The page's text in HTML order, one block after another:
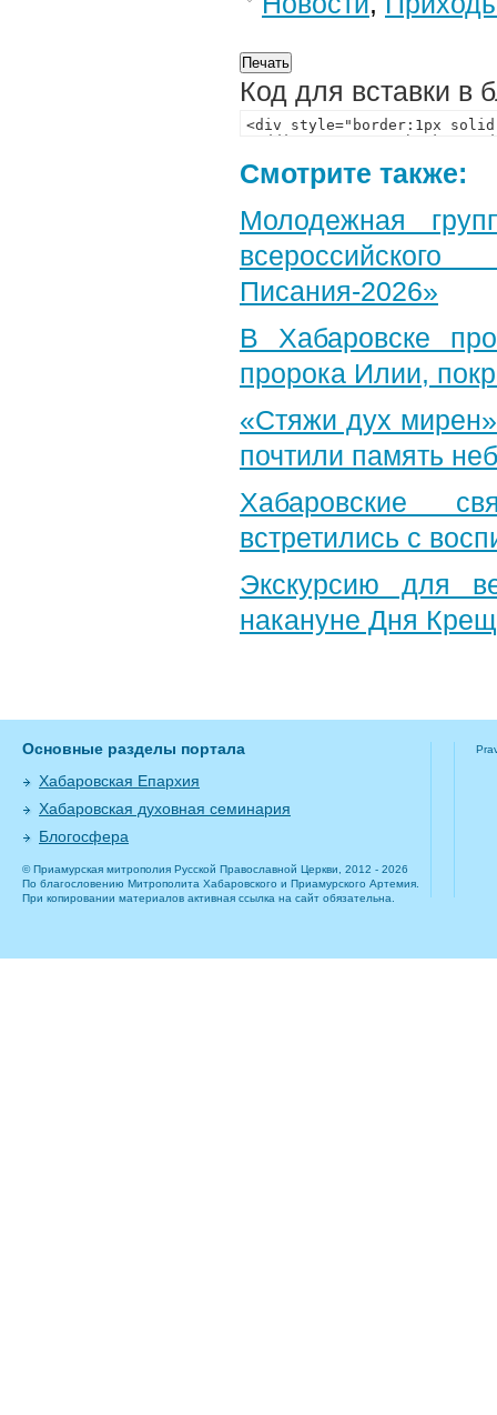
Код для вставки в
Смотрите также:
Молодежная
Писания-2026»
В Хабаровске
пророка Илии,
«Стяжи дух
почтили память
Хабаровские
встретились с
Экскурсию для
накануне Дня
Основные разделы портала
Хабаровская Епархия
Хабаровская духовная семинария
Блогосфера
© Приамурская митрополия Русской Православной Церкви, 2012 - 2026
По благословению Митрополита Хабаровского и Приамурского Артемия.
При копировании материалов активная ссылка на сайт обязательна.